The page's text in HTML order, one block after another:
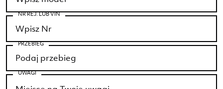
NR REJ. LUB VIN
PRZEBIEG
UWAGI